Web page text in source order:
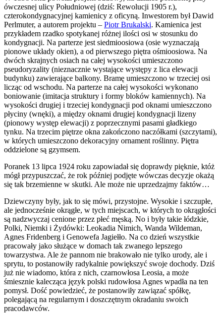
ówczesnej ulicy Południowej (dziś: Rewolucji 1905 r.),
czterokondygnacyjnej kamienicy z oficyną. Inwestorem był Dawid
Perlmuter, a autorem projektu – Piotr Brukalski. Kamienica jest
przykładem rzadko spotykanej różnej ilości osi w stosunku do
kondygnacji. Na parterze jest siedmioosiowa (osie wyznaczają
pionowe układy okien), a od pierwszego piętra ośmioosiowa. Na
dwóch skrajnych osiach na całej wysokości umieszczono
pseudoryzality (nieznacznie wystające występy z lica elewacji
budynku) zawierające balkony. Bramę umieszczono w trzeciej osi
licząc od wschodu. Na parterze na całej wysokości wykonano
boniowanie (imitacja struktury i formy bloków kamiennych). Na
wysokości drugiej i trzeciej kondygnacji pod oknami umieszczono
płyciny (wnęki), a między oknami drugiej kondygnacji lizeny
(pionowy występ elewacji) z poprzecznymi pasami gładkiego
tynku. Na trzecim piętrze okna zakończono naczółkami (szczytami),
w których umieszczono dekoracyjny ornament roślinny. Piętra
oddzielone są gzymsem.
Poranek 13 lipca 1924 roku zapowiadał się doprawdy pięknie, któż
mógł przypuszczać, że rok później podjęte wówczas decyzje okażą
się tak brzemienne w skutki. Ale może nie uprzedzajmy faktów…
Dziewczyny były, jak to się mówi, przystojne. Wysokie i szczupłe,
ale jednocześnie okrągłe, w tych miejscach, w których to okrągłości
są nadzwyczaj cenione przez płeć męską. No i były takie łódzkie,
Polki, Niemki i Żydówki: Leokadia Nimich, Wanda Wildeman,
Agnes Fridenberg i Genowefa Jagiełło. Na co dzień wszystkie
pracowały jako służące w domach tak zwanego lepszego
towarzystwa. Ale że pannom nie brakowało nie tylko urody, ale i
sprytu, to postanowiły radykalnie powiększyć swoje dochody. Dziś
już nie wiadomo, która z nich, czarnowłosa Leosia, a może
śmiesznie kalecząca język polski rudowłosa Agnes wpadła na ten
pomysł. Dość powiedzieć, że postanowiły zawiązać spółkę,
polegającą na regularnym i doszczętnym okradaniu swoich
pracodawców.